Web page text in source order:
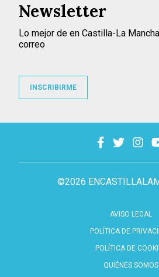
©2026
AVISO LEGAL
POLÍTICA DE
POLÍTICA DE
QUIÉNES SOMOS
Newsletter
Lo mejor de en Castilla-La
correo
INSCRIBIRME